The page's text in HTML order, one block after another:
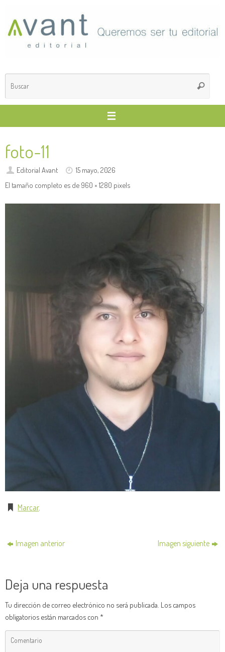
contenido
Buscar
foto-11
Editorial Avant
15 mayo, 2026
El tamaño completo es de 960 × 1280 pixels
Marcar.
Imagen anterior Imagen siguiente
Deja una respuesta
Tu dirección de correo electrónico no será publicada. Los campos
obligatorios están marcados con *